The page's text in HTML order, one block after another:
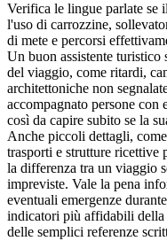
Verifica le lingue parlate se
l'uso di carrozzine,
di mete e percorsi
Un buon assistente
del viaggio, come ritardi,
architettoniche non
accompagnato persone
così da capire subito se la
Anche piccoli dettagli,
trasporti e strutture ricettive
la differenza tra un viaggio
impreviste. Vale la pena
eventuali emergenze
indicatori più affidabili della
delle semplici referenze